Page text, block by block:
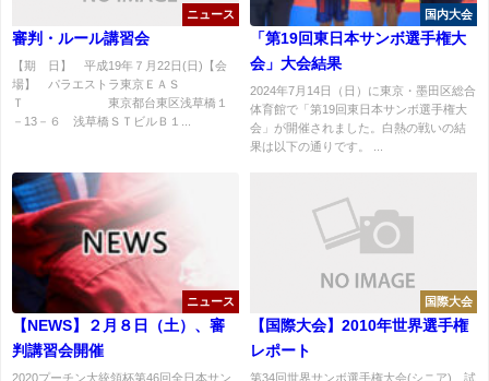
ニュース
審判・ルール講習会
【期 日】 平成19年７月22日(日)【会
場】 パラエストラ東京ＥＡＳ
Ｔ 東京都台東区浅草橋１
－13－６ 浅草橋ＳＴビルＢ１...
国内大会
「第19回東日本サンボ選手権大
会」大会結果
2024年7月14日（日）に東京・墨田区総合
体育館で「第19回東日本サンボ選手権大
会」が開催されました。白熱の戦いの結
果は以下の通りです。 ...
ニュース
【NEWS】２月８日（土）、審
判講習会開催
2020プーチン大統領杯第46回全日本サン
国際大会
【国際大会】2010年世界選手権
レポート
第34回世界サンボ選手権大会(シニア) 試